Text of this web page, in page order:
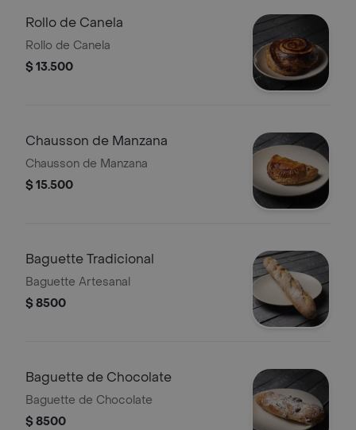
Rollo de Canela
Rollo de Canela
$ 13.500
Chausson de Manzana
Chausson de Manzana
$ 15.500
Baguette Tradicional
Baguette Artesanal
$ 8500
Baguette de Chocolate
Baguette de Chocolate
$ 8500